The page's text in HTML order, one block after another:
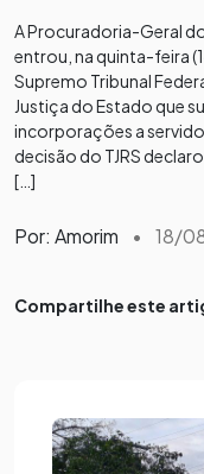
A Procuradoria-Geral
entrou, na quinta-feira
Supremo Tribunal
Justiça do Estado que
incorporações a
decisão do TJRS
[…]
Por: Amorim • 18/
Compartilhe este